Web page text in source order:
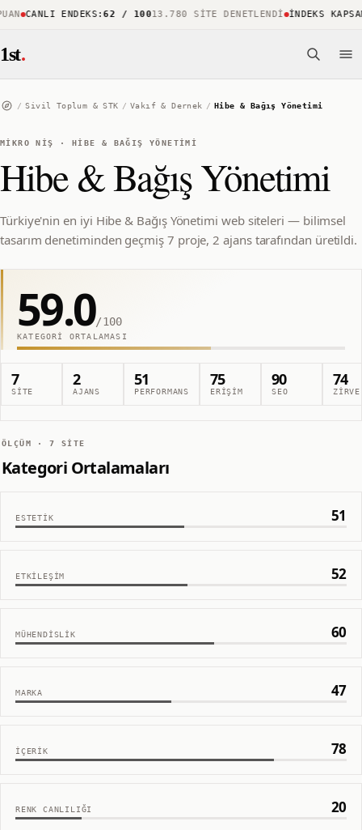
CANLI ENDEKS:62 / 10013.780 SITE DENETLENDI İNDEKS KAPSAMI
1st.
/ Sivil Toplum & STK / Vakıf & Dernek / Hibe & Bağış Yönetimi
MIKRO NIŞ · HIBE & BAĞIŞ YÖNETIMI
Hibe & Bağış Yönetimi
Türkiye'nin en iyi Hibe & Bağış Yönetimi web siteleri — bilimsel
tasarım denetiminden geçmiş 7 proje, 2 ajans tarafından üretildi.
59.0/100
KATEGORI ORTALAMASI
7
SITE
2
AJANS
51
PERFORMANS
75
ERIŞIM
90
SEO
74
ZIRVE
ÖLÇÜM ·7 SITE
Kategori Ortalamaları
ESTETIK 51
ETKILEŞIM 52
MÜHENDISLIK 60
MARKA 47
İÇERIK 78
RENK CANLILIĞI 20